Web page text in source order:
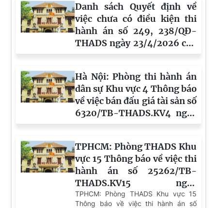
Danh sách Quyết định về
việc chưa có điều kiện thi
hành án số 249, 238/QĐ-
THADS ngày 23/4/2026 của
Phòng THADS khu vực 8
Hà Nội: Phòng thi hành án
dân sự Khu vực 4 Thông báo
về việc bán đấu giá tài sản số
6320/TB-THADS.KV4 ngày
15/7/2026
TPHCM: Phòng THADS Khu
vực 15 Thông báo về việc thi
hành án số 25262/TB-
THADS.KV15 ngày
04/8/2026
TPHCM: Phòng THADS Khu vực 15
Thông báo về việc thi hành án số